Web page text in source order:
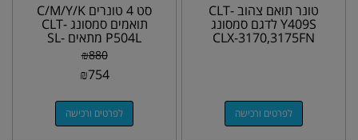
טונר תואם צהוב CLT-
Y409S לדגם סמסונג
CLX-3170,3175FN
לפרטים ורכישה
סט 4 טונרים C/M/Y/K
תואמים סמסונג CLT-
P504L מתאים SL-
C1860 CLP-415 CLX-
4195
₪880
₪754
לפרטים ורכישה